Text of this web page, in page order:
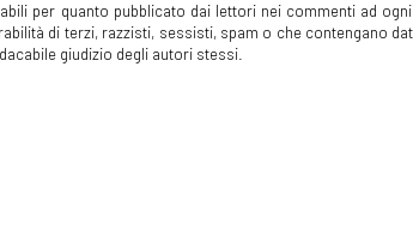
A Distanza, di Chiara Rossi: incipit
di Johnny Do: incipit
per quanto pubblicato dai lettori nei commenti ad
di terzi, razzisti, sessisti, spam o che contengano
giudizio degli autori stessi.